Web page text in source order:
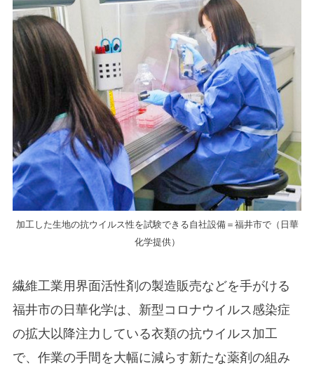
加工した生地の抗ウイルス性を試験できる自社設備＝福井市で（日華
化学提供）
繊維工業用界面活性剤の製造販売などを手がける
福井市の日華化学は、新型コロナウイルス感染症
の拡大以降注力している衣類の抗ウイルス加工
で、作業の手間を大幅に減らす新たな薬剤の組み